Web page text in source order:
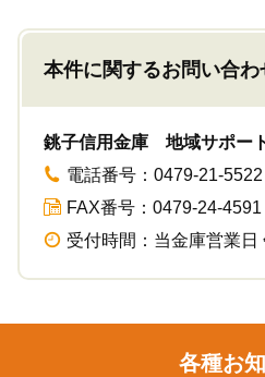
本件に関するお問い合わ
銚子信用金庫 地域サポー
電話番号：0479-21-5522
FAX番号：0479-24-4591
受付時間：当金庫営業
各種お